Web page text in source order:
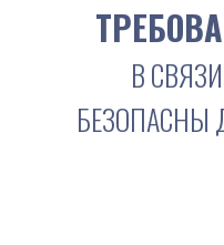
В
БЕЗОПАСНЫ